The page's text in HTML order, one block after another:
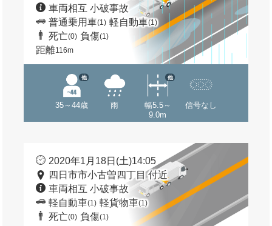
車両相互 小破事故
普通乗用車(1) 軽自動車(1)
死亡(0) 負傷(1)
距離116m
35～44歳
他
雨
幅5.5～
9.0m
他
信号なし
2020年1月18日(土)14:05
四日市市小古曽四丁目 付近
車両相互 小破事故
軽自動車(1) 軽貨物車(1)
死亡(0) 負傷(1)